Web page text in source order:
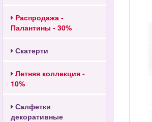
Распродажа -
Палантины - 30%
Скатерти
Летняя коллекция -
10%
Салфетки
декоративные